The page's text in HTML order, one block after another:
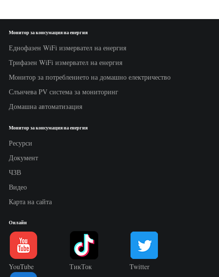
Монитор за консумация на енергия
Еднофазен WiFi измервател на енергия
Трифазен WiFi измервател на енергия
Монитор за потреблението на домашно електричество
Слънчева PV система за мониторинг
Домашна автоматизация
Монитор за консумация на енергия
Ресурси
Документ
ЧЗВ
Видео
Карта на сайта
Онлайн
YouTube ТикТок Twitter